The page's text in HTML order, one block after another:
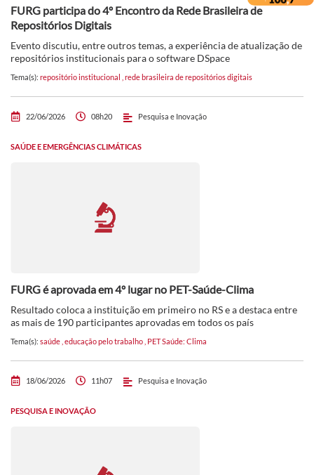
FURG participa do 4º Encontro da Rede Brasileira de
Repositórios Digitais
Evento discutiu, entre outros temas, a experiência de atualização de
repositórios institucionais para o software DSpace
Tema(s): repositório institucional rede brasileira de repositórios digitais
22/06/2026 08h20 Pesquisa e Inovação
SAÚDE E EMERGÊNCIAS CLIMÁTICAS
FURG é aprovada em 4º lugar no PET-Saúde-Clima
Resultado coloca a instituição em primeiro no RS e a destaca entre
as mais de 190 participantes aprovadas em todos os país
Tema(s): saúde educação pelo trabalho PET Saúde: Clima
18/06/2026 11h07 Pesquisa e Inovação
PESQUISA E INOVAÇÃO